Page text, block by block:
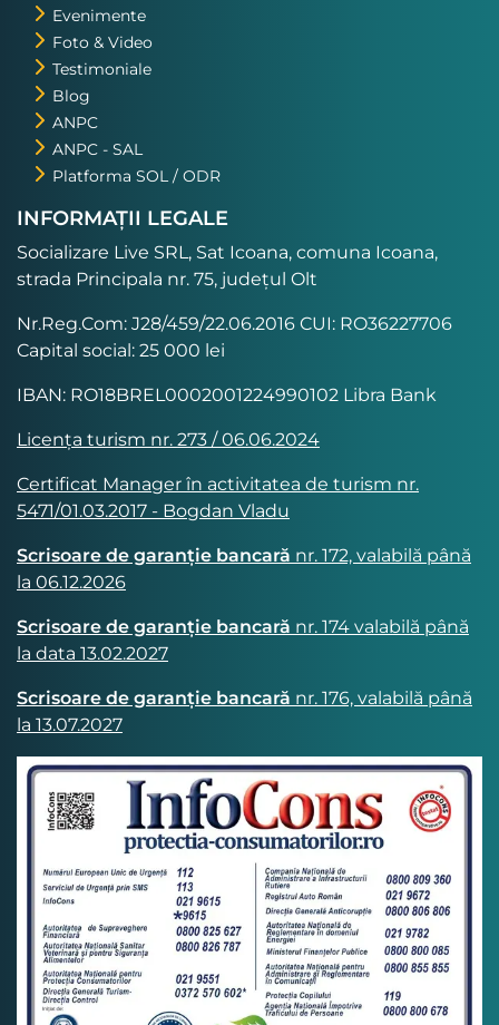
Evenimente
Foto & Video
Testimoniale
Blog
ANPC
ANPC - SAL
Platforma SOL / ODR
INFORMAȚII LEGALE
Socializare Live SRL, Sat Icoana, comuna Icoana,
strada Principala nr. 75, județul Olt
Nr.Reg.Com: J28/459/22.06.2016 CUI: RO36227706
Capital social: 25 000 lei
IBAN: RO18BREL0002001224990102 Libra Bank
Licența turism nr. 273 / 06.06.2024
Certificat Manager în activitatea de turism nr.
5471/01.03.2017 - Bogdan Vladu
Scrisoare de garanție bancară nr. 172, valabilă până
la 06.12.2026
Scrisoare de garanție bancară nr. 174 valabilă până
la data 13.02.2027
Scrisoare de garanție bancară nr. 176, valabilă până
la 13.07.2027